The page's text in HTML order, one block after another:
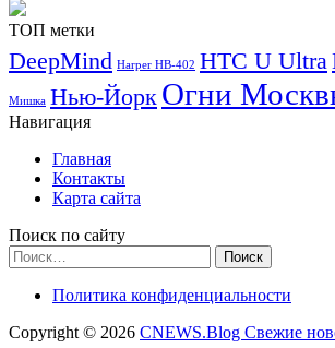
ТОП метки
DeepMind Harper HB-402 HTC U Ultra
Мишка Нью-Йорк Огни
Навигация
Главная
Контакты
Карта сайта
Поиск по сайту
Найти:
Политика конфиденциальности
Copyright © 2026 CNEWS.Blog Свежие